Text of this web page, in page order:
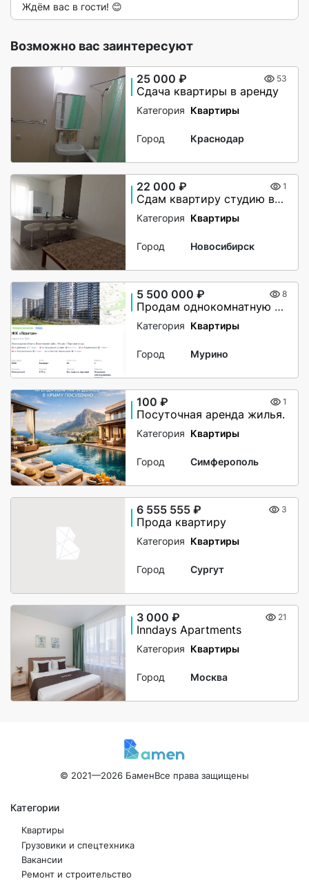
Ждём вас в гости! 😊
Возможно вас заинтересуют
25 000 ₽ 53
Сдача квартиры в аренду
Категория Квартиры
Город Краснодар
22 000 ₽ 1
Сдам квартиру студию в аренду на долгий срок
Категория Квартиры
Город Новосибирск
5 500 000 ₽ 8
Продам однокомнатную в ЖК Левитан
Категория Квартиры
Город Мурино
100 ₽ 1
Посуточная аренда жилья.
Категория Квартиры
Город Симферополь
6 555 555 ₽ 3
Прода квартиру
Категория Квартиры
Город Сургут
3 000 ₽ 21
Inndays Apartments
Категория Квартиры
Город Москва
© 2021—2026 БаменВсе права защищены
Категории
Квартиры
Грузовики и спецтехника
Вакансии
Ремонт и строительство